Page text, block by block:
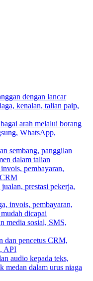
dengan lancar
kenalan, talian paip,
arah melalui borang
WhatsApp,
sembang, panggilan
dalam talian
pembayaran,
prestasi pekerja,
invois, pembayaran,
dicapai
media sosial, SMS,
dan pencetus CRM,
API
audio kepada teks,
medan dalam urus niaga